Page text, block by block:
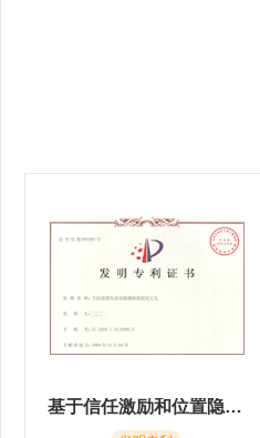
基于信任激励和位置隐私保护的k近邻查询方法